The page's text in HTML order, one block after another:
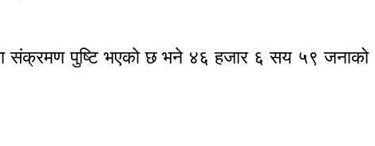
संक्रमण पुष्टि भएको छ भने ४६ हजार ६ सय ५९ जनाको